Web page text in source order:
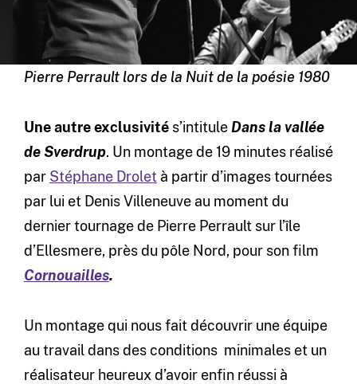
Pierre Perrault lors de la Nuit de la poésie 1980
Une autre exclusivités’intitule Dans la vallée
de Sverdrup. Un montage de 19 minutes réalisé
par Stéphane Drolet à partir d’images tournées
par lui et Denis Villeneuve au moment du
dernier tournage de Pierre Perrault sur l’île
d’Ellesmere, près du pôle Nord, pour son film
Cornouailles.
Un montage qui nous fait découvrir une équipe
au travail dans des conditions minimales et un
réalisateur heureux d’avoir enfin réussi à